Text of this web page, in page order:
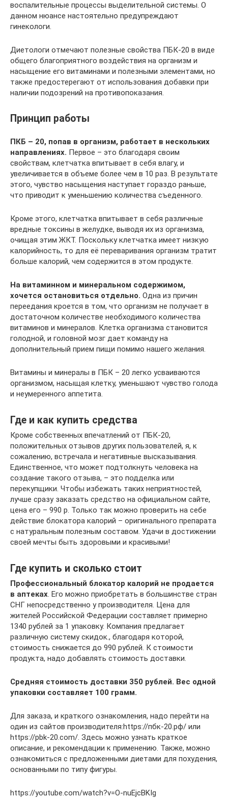
воспалительные процессы выделительной системы. О
данном нюансе настоятельно предупреждают
гинекологи.
Диетологи отмечают полезные свойства ПБК-20 в виде
общего благоприятного воздействия на организм и
насыщение его витаминами и полезными элементами, но
также предостерегают от использования добавки при
наличии подозрений на противопоказания.
Принцип работы
ПКБ – 20, попав в организм, работает в нескольких
направлениях. Первое – это благодаря своим
свойствам, клетчатка впитывает в себя влагу, и
увеличивается в объеме более чем в 10 раз. В результате
этого, чувство насыщения наступает гораздо раньше,
что приводит к уменьшению количества съеденного.
Кроме этого, клетчатка впитывает в себя различные
вредные токсины в желудке, выводя их из организма,
очищая этим ЖКТ. Поскольку клетчатка имеет низкую
калорийность, то для её переваривания организм тратит
больше калорий, чем содержится в этом продукте.
На витаминном и минеральном содержимом,
хочется остановиться отдельно. Одна из причин
переедания кроется в том, что организм не получает в
достаточном количестве необходимого количества
витаминов и минералов. Клетка организма становится
голодной, и головной мозг дает команду на
дополнительный прием пищи помимо нашего желания.
Витамины и минералы в ПБК – 20 легко усваиваются
организмом, насыщая клетку, уменьшают чувство голода
и неумеренного аппетита.
Где и как купить средства
Кроме собственных впечатлений от ПБК-20,
положительных отзывов других пользователей, я, к
сожалению, встречала и негативные высказывания.
Единственное, что может подтолкнуть человека на
создание такого отзыва, – это подделка или
перекупщики. Чтобы избежать таких неприятностей,
лучше сразу заказать средство на официальном сайте,
цена его – 990 р. Только так можно проверить на себе
действие блокатора калорий – оригинального препарата
с натуральным полезным составом. Удачи в достижении
своей мечты быть здоровыми и красивыми!
Где купить и сколько стоит
Профессиональный блокатор калорий не продается
в аптеках. Его можно приобретать в большинстве стран
СНГ непосредственно у производителя. Цена для
жителей Российской Федерации составляет примерно
1340 рублей за 1 упаковку. Компания предлагает
различную систему скидок., благодаря которой,
стоимость снижается до 990 рублей. К стоимости
продукта, надо добавлять стоимость доставки.
Средняя стоимость доставки 350 рублей. Вес одной
упаковки составляет 100 грамм.
Для заказа, и краткого ознакомления, надо перейти на
один из сайтов производителя:https://пбк-20.рф/ или
https://pbk-20.com/. Здесь можно узнать краткое
описание, и рекомендации к применению. Также, можно
ознакомиться с предложенными диетами для похудения,
основанными по типу фигуры.
https://youtube.com/watch?v=O-nuEjcBKIg